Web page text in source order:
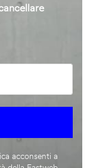
acconsenti a